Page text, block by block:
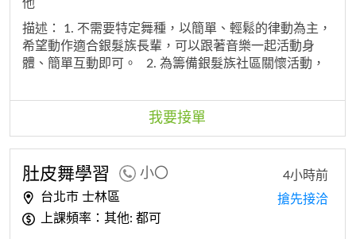
他
描述： 1. 不需要特定舞種，以簡單、輕鬆的律動為主，
希望動作適合銀髮族長輩，可以跟著音樂一起活動身
體、簡單互動即可。
2. 為籌備銀髮族社區關懷活動，
感 3. 一小時350-400 4. 總時長 會需要大概5小時喔
我要接單
肚皮舞學習 小〇
台北市 士林區
上課頻率：其他: 都可
4小時前
搶先接洽